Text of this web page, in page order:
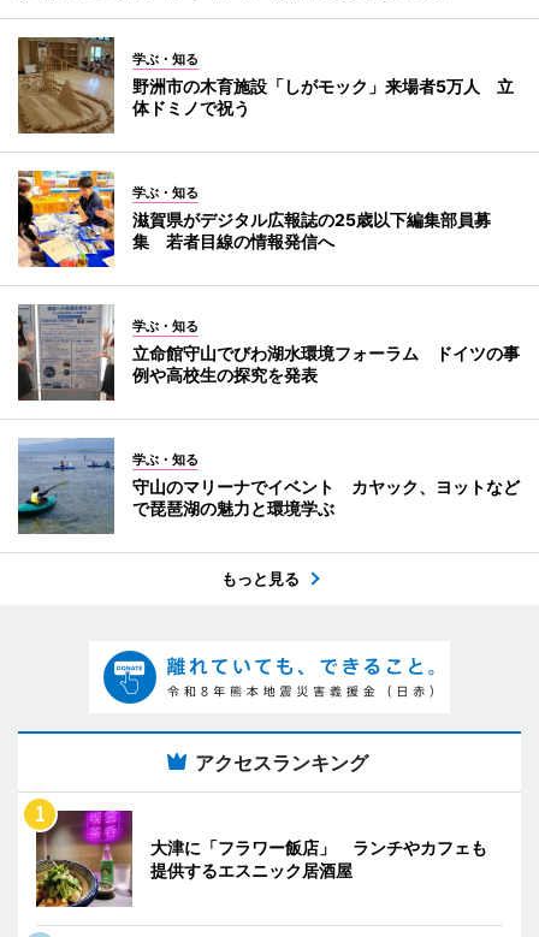
学ぶ・知る
野洲市の木育施設「しがモック」来場者5万人 立
体ドミノで祝う
学ぶ・知る
滋賀県がデジタル広報誌の25歳以下編集部員募
集 若者目線の情報発信へ
学ぶ・知る
立命館守山でびわ湖水環境フォーラム ドイツの事
例や高校生の探究を発表
学ぶ・知る
守山のマリーナでイベント カヤック、ヨットなど
で琵琶湖の魅力と環境学ぶ
もっと見る
アクセスランキング
大津に「フラワー飯店」 ランチやカフェも
提供するエスニック居酒屋